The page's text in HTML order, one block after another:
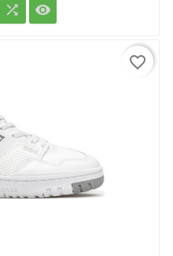
 
favorite_border